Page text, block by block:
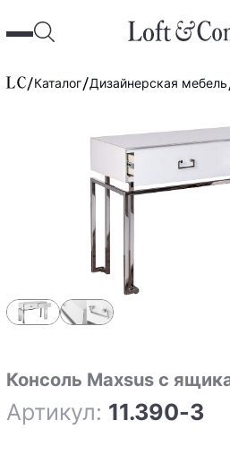
Каталог Дизайнерская мебель
Консоль Maxsus с
Артикул: 11.390-3